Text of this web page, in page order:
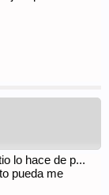
lo hace de p...
pueda me